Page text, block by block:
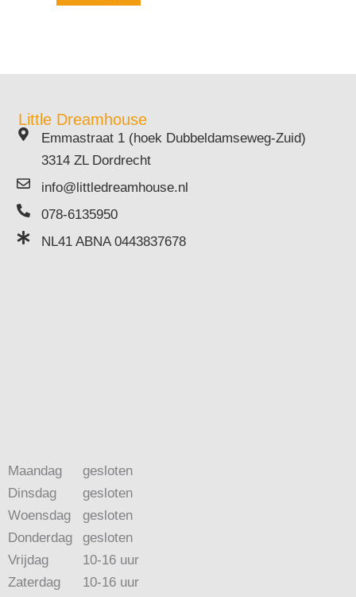
Little Dreamhouse
Emmastraat 1 (hoek Dubbeldamseweg-Zuid)
3314 ZL Dordrecht
info@littledreamhouse.nl
078-6135950
NL41 ABNA 0443837678
Maandag
Dinsdag
Woensdag
Donderdag
Vrijdag
Zaterdag
gesloten
gesloten
gesloten
gesloten
10-16 uur
10-16 uur